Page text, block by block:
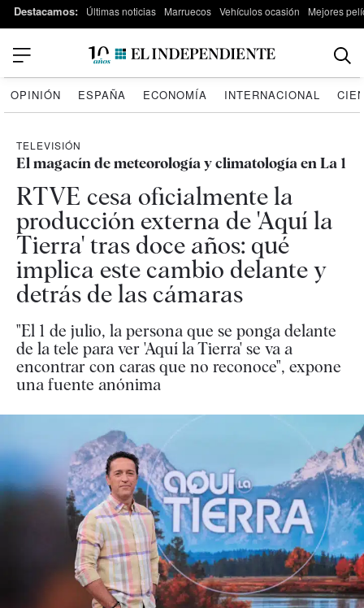
Destacamos: Últimas noticias Marruecos Vehículos ocasión Mejores
OPINIÓN ESPAÑA ECONOMÍA INTERNACIONAL
TELEVISIÓN
El magacín de meteorología y climatología en La 1
RTVE cesa oficialmente la
producción externa de 'Aquí la
Tierra' tras doce años: qué
implica este cambio delante y
detrás de las cámaras
"El 1 de julio, la persona que se ponga delante
de la tele para ver 'Aquí la Tierra' se va a
encontrar con caras que no reconoce", expone
una fuente anónima